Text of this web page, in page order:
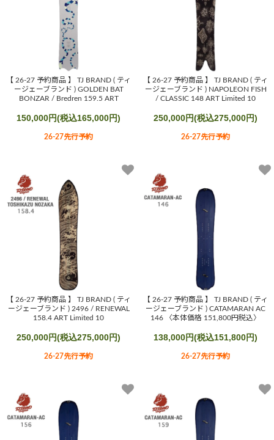
【 26-27 予約商品 】 TJ BRAND ( ティ
ージェーブランド ) GOLDEN BAT
BONZAR / Bredren 159.5 ART
150,000円(税込165,000円)
26-27先行予約
【 26-27 予約商品 】 TJ BRAND ( ティ
ージェーブランド ) NAPOLEON FISH
/ CLASSIC 148 ART Limited 10
250,000円(税込275,000円)
26-27先行予約
【 26-27 予約商品 】 TJ BRAND ( ティ
ージェーブランド ) 2496 / RENEWAL
158.4 ART Limited 10
250,000円(税込275,000円)
26-27先行予約
【 26-27 予約商品 】 TJ BRAND ( ティ
ージェーブランド ) CATAMARAN AC
146 〈本体価格 151,800円税込〉
138,000円(税込151,800円)
26-27先行予約